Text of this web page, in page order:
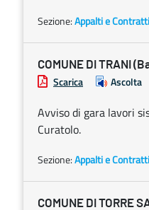
Sezione:Appalti e Contratti
COMUNE DI TRANI
Scarica Ascolta
Avviso di gara lavori
Curatolo.
Sezione:Appalti e Contratti
COMUNE DI TORRE